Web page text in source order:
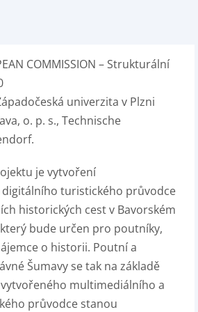
COMMISSION – Strukturální
univerzita v Plzni
o. p. s., Technische
je vytvoření
turistického průvodce
historických cest v Bavorském
bude určen pro poutníky,
o historii. Poutní a
Šumavy se tak na základě
multimediálního a
průvodce stanou